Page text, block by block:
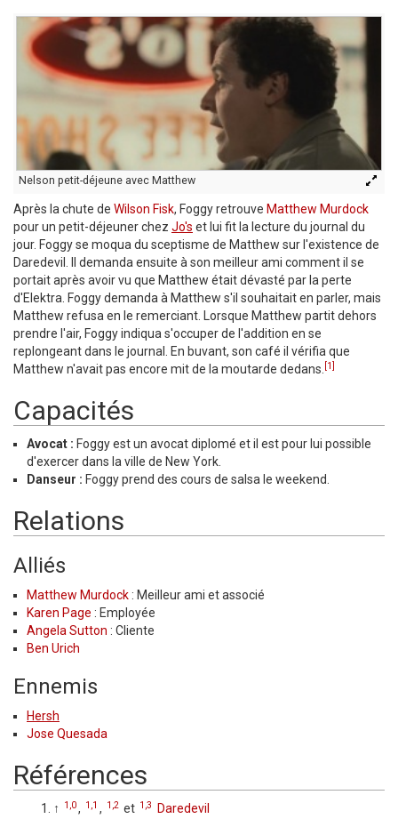
Nelson petit-déjeune avec Matthew
Après la chute de Wilson Fisk, Foggy retrouve Matthew Murdock
pour un petit-déjeuner chez Jo's et lui fit la lecture du journal du
jour. Foggy se moqua du sceptisme de Matthew sur l'existence de
Daredevil. Il demanda ensuite à son meilleur ami comment il se
portait après avoir vu que Matthew était dévasté par la perte
d'Elektra. Foggy demanda à Matthew s'il souhaitait en parler, mais
Matthew refusa en le remerciant. Lorsque Matthew partit dehors
prendre l'air, Foggy indiqua s'occuper de l'addition en se
replongeant dans le journal. En buvant, son café il vérifia que
Matthew n'avait pas encore mit de la moutarde dedans. [1]
Capacités
Avocat : Foggy est un avocat diplomé et il est pour lui possible
d'exercer dans la ville de New York.
Danseur : Foggy prend des cours de salsa le weekend.
Relations
Alliés
Matthew Murdock : Meilleur ami et associé
Karen Page : Employée
Angela Sutton : Cliente
Ben Urich
Ennemis
Hersh
Jose Quesada
Références
↑ 1,0, 1,1 , 1,2 et 1,3 Daredevil